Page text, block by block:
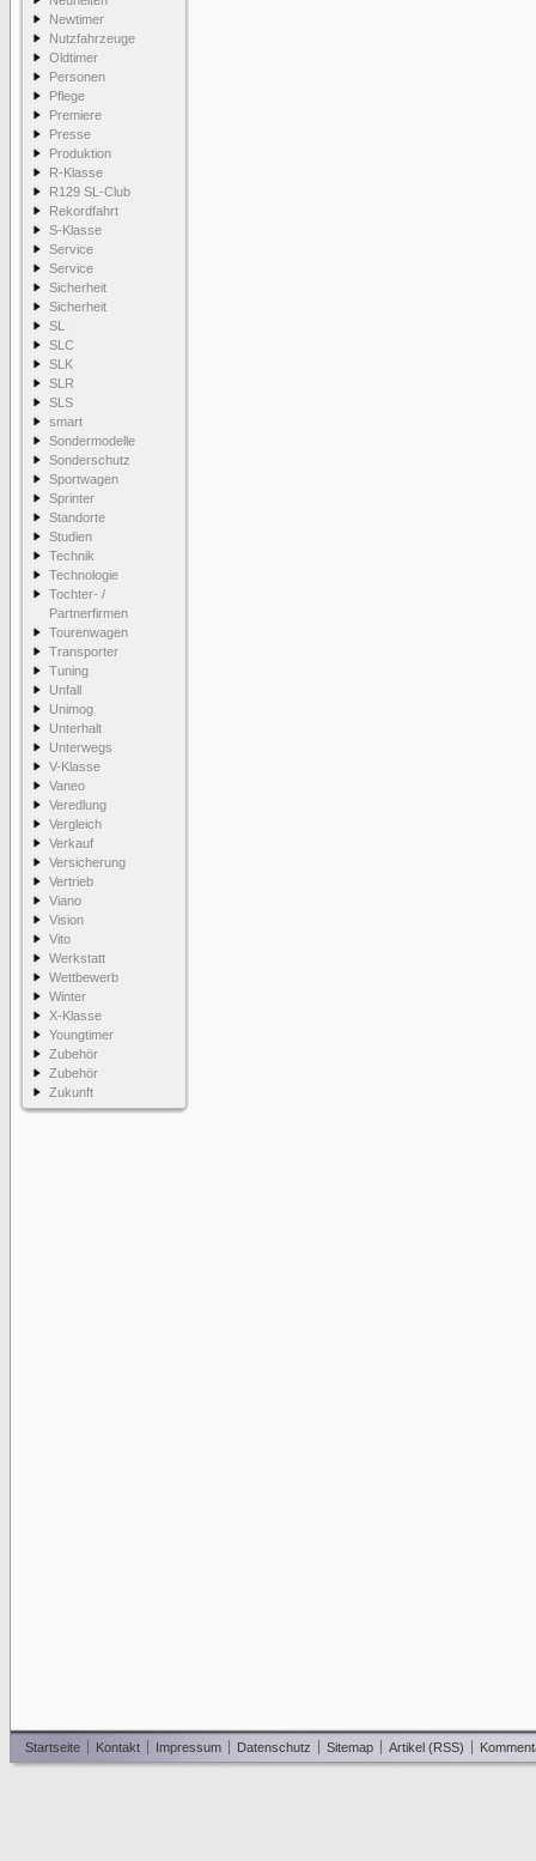
Newtimer
Nutzfahrzeuge
Oldtimer
Personen
Pflege
Premiere
Presse
Produktion
R-Klasse
R129 SL-Club
Rekordfahrt
S-Klasse
Service
Service
Sicherheit
Sicherheit
SL
SLC
SLK
SLR
SLS
smart
Sondermodelle
Sonderschutz
Sportwagen
Sprinter
Standorte
Studien
Technik
Technologie
Tochter- /
Partnerfirmen
Tourenwagen
Transporter
Tuning
Unfall
Unimog
Unterhalt
Unterwegs
V-Klasse
Vaneo
Veredlung
Vergleich
Verkauf
Versicherung
Vertrieb
Viano
Vision
Vito
Werkstatt
Wettbewerb
Winter
X-Klasse
Youngtimer
Zubehör
Zubehör
Zukunft
Startseite Kontakt Impressum Datenschutz Sitemap Artikel (RSS)